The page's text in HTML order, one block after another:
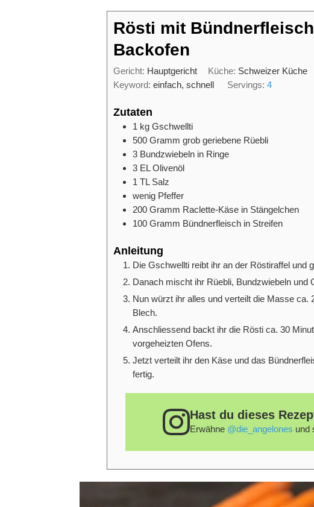
Rösti mit
Backofen
Gericht: Hauptgericht Küche: Schweizer Küche
Keyword: einfach, schnell Servings:4
Zutaten
1 kg Gschwellti
500 Gramm grob geriebene Rüebli
3 Bundzwiebeln in Ringe
3 EL Olivenöl
1 TL Salz
wenig Pfeffer
200 Gramm Raclette-Käse in Stängelchen
100 Gramm Bündnerfleisch in Streifen
Anleitung
Die Gschwellti reibt ihr an der Röstiraffel und
Danach mischt ihr Rüebli, Bundzwiebeln und
Nun würzt ihr alles und verteilt die Masse ca.
Blech.
Anschliessend backt ihr die Rösti ca. 30
vorgeheizten Ofens.
Jetzt verteilt ihr den Käse und das
fertig.
Hast du dieses
Erwähne @die_angelones und